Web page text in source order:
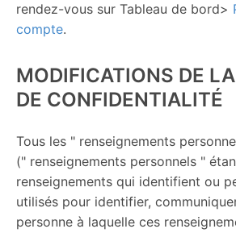
rendez-vous sur Tableau de bord>
compte.
MODIFICATIONS DE
DE CONFIDENTIALITÉ
Tous les " renseignements
(" renseignements personnels "
renseignements qui identifient ou
utilisés pour identifier,
personne à laquelle ces